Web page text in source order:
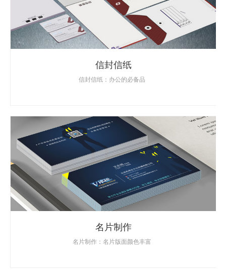
信封信纸
信封信纸：办公的必备品
名片制作
名片制作：名片版面颜色丰富